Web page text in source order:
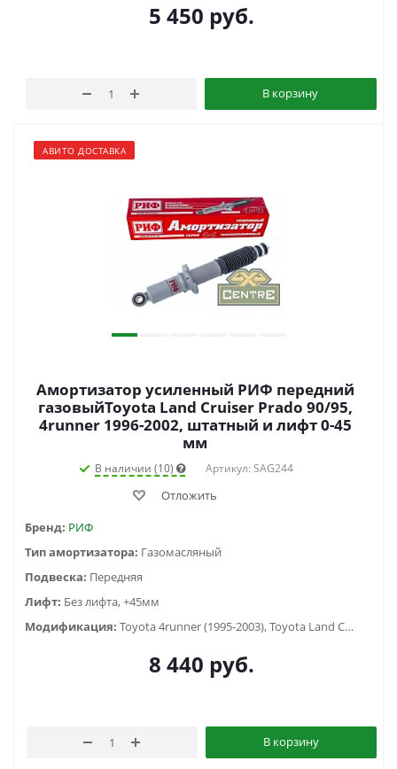
5 450 руб.
В корзину
АВИТО ДОСТАВКА
Амортизатор усиленный РИФ передний
газовыйToyota Land Cruiser Prado 90/95,
4runner 1996-2002, штатный и лифт 0-45
мм
В наличии (10) Артикул: SAG244
Отложить
Бренд: РИФ
Тип амортизатора: Газомасляный
Подвеска: Передняя
Лифт: Без лифта, +45мм
Модификация:
Toyota 4runner (1995-2003), Toyota Land Cruiser Prado 90/95 (1996-2002)
8 440 руб.
В корзину